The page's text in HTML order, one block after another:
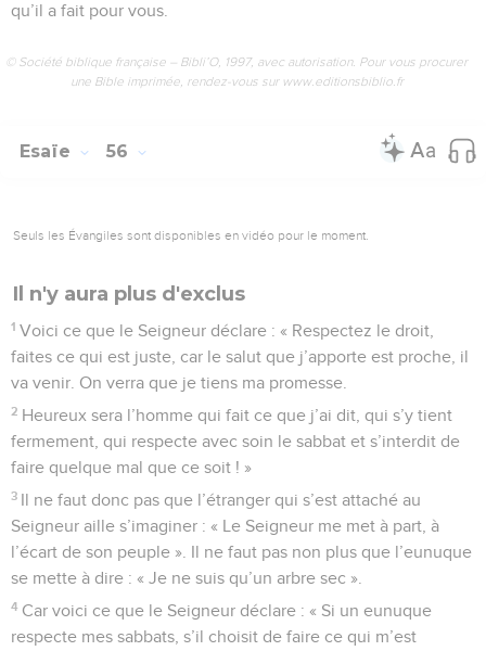
qu’il a fait pour vous.
© Société biblique française – Bibli’O, 1997, avec autorisation. Pour vous procurer
une Bible imprimée, rendez-vous sur www.editionsbiblio.fr
Esaïe 56
Seuls les Évangiles sont disponibles en vidéo pour le moment.
Il n'y aura plus d'exclus
1 Voici ce que le Seigneur déclare : « Respectez le droit,
faites ce qui est juste, car le salut que j’apporte est proche, il
va venir. On verra que je tiens ma promesse.
2 Heureux sera l’homme qui fait ce que j’ai dit, qui s’y tient
fermement, qui respecte avec soin le sabbat et s’interdit de
faire quelque mal que ce soit ! »
3 Il ne faut donc pas que l’étranger qui s’est attaché au
Seigneur aille s’imaginer : « Le Seigneur me met à part, à
l’écart de son peuple ». Il ne faut pas non plus que l’eunuque
se mette à dire : « Je ne suis qu’un arbre sec ».
4 Car voici ce que le Seigneur déclare : « Si un eunuque
respecte mes sabbats, s’il choisit de faire ce qui m’est